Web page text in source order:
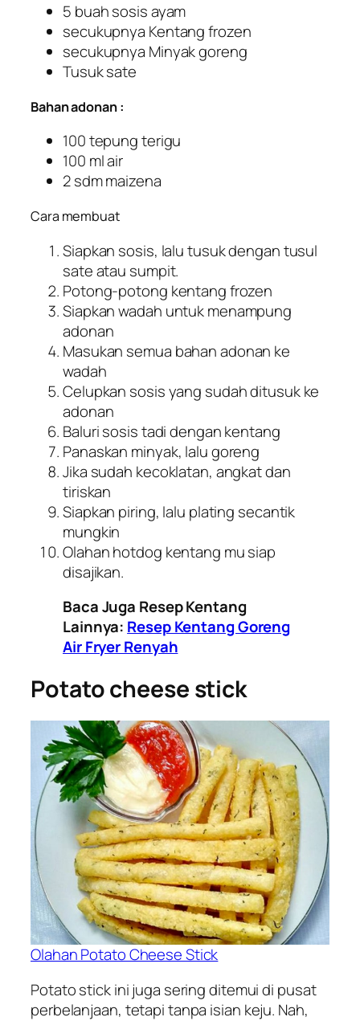
5 buah sosis ayam
secukupnya Kentang frozen
secukupnya Minyak goreng
Tusuk sate
Bahan adonan :
100 tepung terigu
100 ml air
2 sdm maizena
Cara membuat
Siapkan sosis, lalu tusuk dengan tusul
sate atau sumpit.
Potong-potong kentang frozen
Siapkan wadah untuk menampung
adonan
Masukan semua bahan adonan ke
wadah
Celupkan sosis yang sudah ditusuk ke
adonan
Baluri sosis tadi dengan kentang
Panaskan minyak, lalu goreng
Jika sudah kecoklatan, angkat dan
tiriskan
Siapkan piring, lalu plating secantik
mungkin
Olahan hotdog kentang mu siap
disajikan.
Baca Juga Resep Kentang
Lainnya: Resep Kentang Goreng
Air Fryer Renyah
Potato cheese stick
Olahan Potato Cheese Stick
Potato stick ini juga sering ditemui di pusat
perbelanjaan, tetapi tanpa isian keju. Nah,